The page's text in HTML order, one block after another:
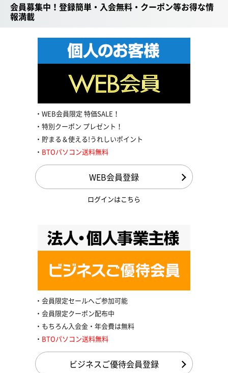
会員募集中！登録簡単・入会無料・クーポン等お得な情
報満載
WEB会員限定 特価SALE！
特別クーポン プレゼント！
貯まる＆使える!うれしいポイント
BTOパソコン送料無料
WEB会員登録
ログインはこちら
会員限定セールへご参加可能
会員限定クーポン配布中
もちろん入会金・年会費は無料
BTOパソコン送料無料
ビジネスご優待会員登録